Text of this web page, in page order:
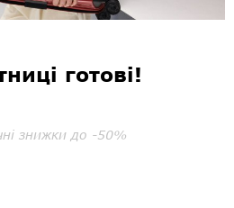
готові!
знижки до -50%